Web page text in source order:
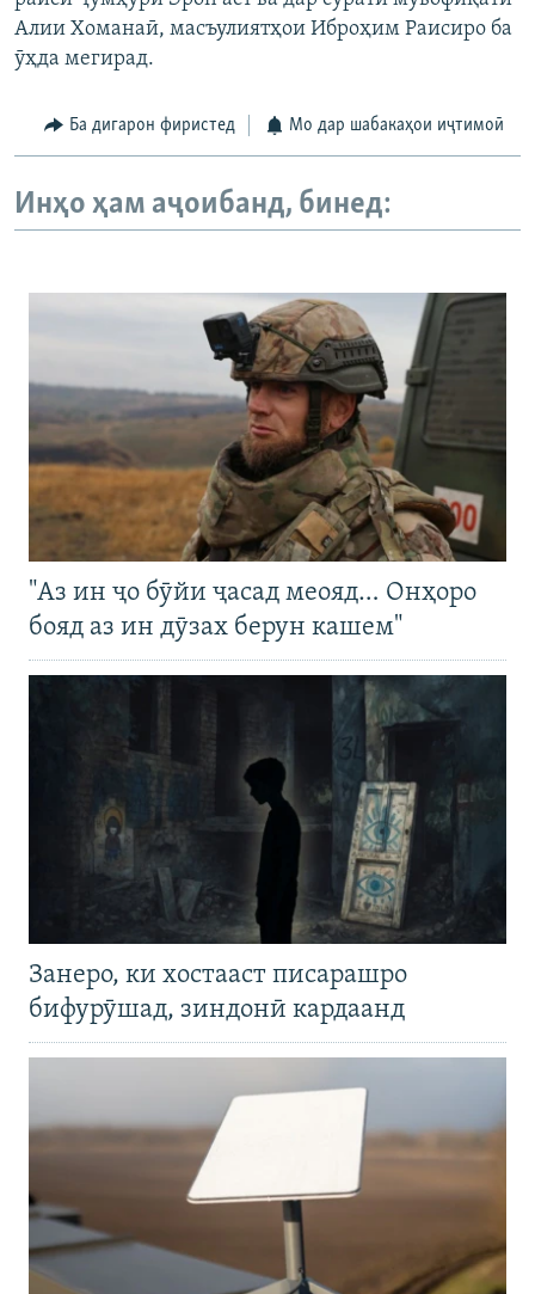
Алии Хоманаӣ, масъулиятҳои Иброҳим Раисиро ба
ӯҳда мегирад.
Ба дигарон фиристед Мо дар шабакаҳои иҷтимоӣ
Инҳо ҳам аҷоибанд, бинед:
"Аз ин ҷо бӯйи ҷасад меояд… Онҳоро
бояд аз ин дӯзах берун кашем"
Занеро, ки хостааст писарашро
бифурӯшад, зиндонӣ кардаанд